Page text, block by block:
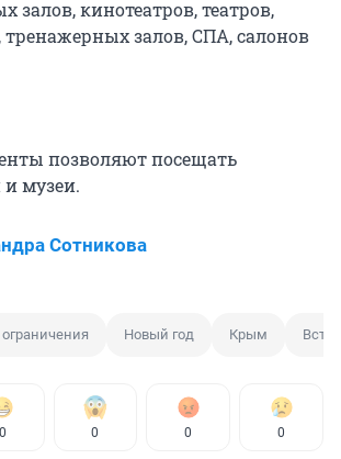
залов, кинотеатров, театров,
тренажерных залов, СПА, салонов
позволяют посещать
и музеи.
Сотникова
Новый год Крым
0 0 0 0